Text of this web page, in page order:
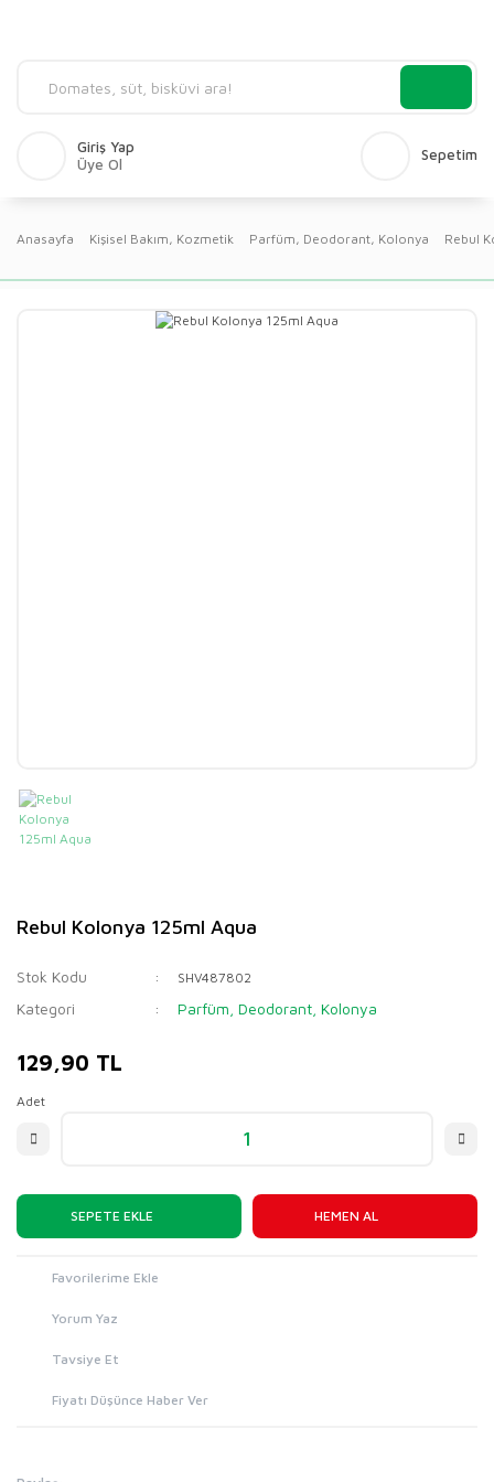
Giriş Yap
Üye Ol
Sepetim
Anasayfa Kişisel Bakım, Kozmetik Parfüm, Deodorant, Kolonya Rebul
Rebul Kolonya 125ml Aqua
Stok Kodu SHV487802
Kategori Parfüm, Deodorant, Kolonya
129,90 TL
Adet
SEPETE EKLE HEMEN AL
Yorum Yaz
Tavsiye Et
Fiyatı Düşünce Haber Ver